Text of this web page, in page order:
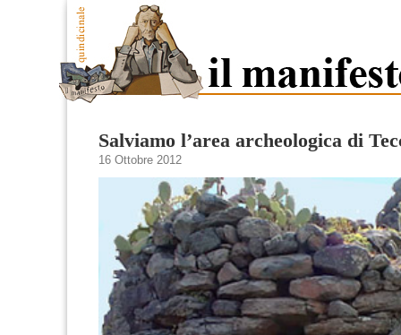
Salviamo l’area archeologica di
16 Ottobre 2012